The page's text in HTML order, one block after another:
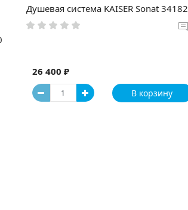
Душевая система KAISER Sonat 34182
26 400 ₽
В корзину